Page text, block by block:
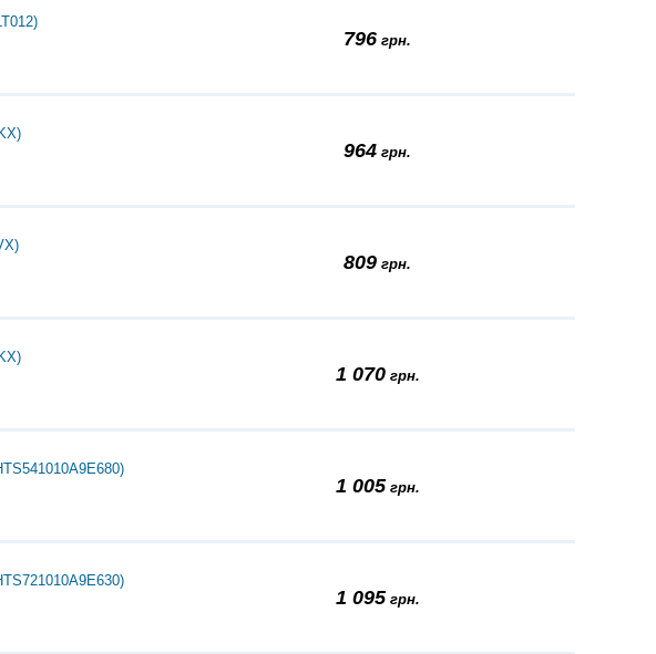
796 грн.
964 грн.
809 грн.
1 070грн.
1 005грн.
1 095грн.